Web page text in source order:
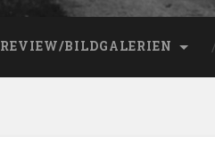
REVIEW/BILDGALERIEN